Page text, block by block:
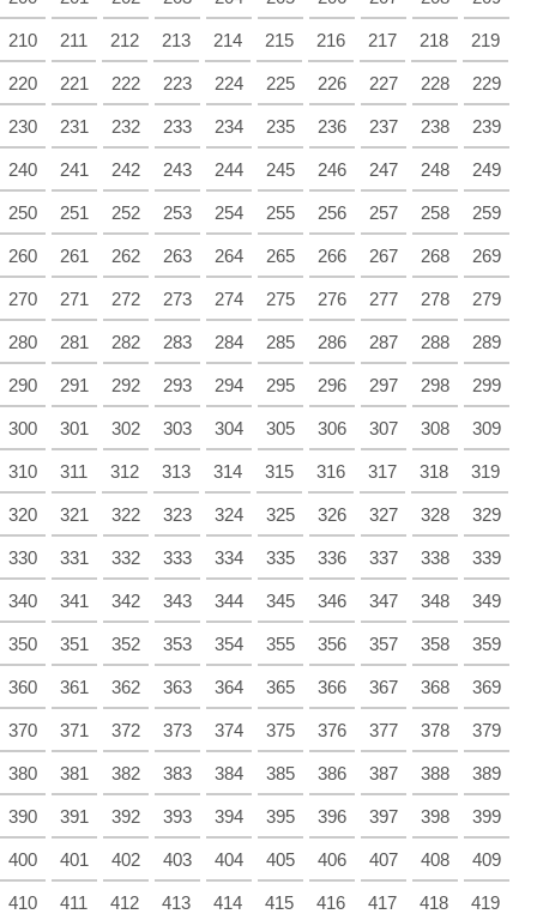
210 211 212 213 214 215 216 217 218 219
220 221 222 223 224 225 226 227 228 229
230 231 232 233 234 235 236 237 238 239
240 241 242 243 244 245 246 247 248 249
250 251 252 253 254 255 256 257 258 259
260 261 262 263 264 265 266 267 268 269
270 271 272 273 274 275 276 277 278 279
280 281 282 283 284 285 286 287 288 289
290 291 292 293 294 295 296 297 298 299
300 301 302 303 304 305 306 307 308 309
310 311 312 313 314 315 316 317 318 319
320 321 322 323 324 325 326 327 328 329
330 331 332 333 334 335 336 337 338 339
340 341 342 343 344 345 346 347 348 349
350 351 352 353 354 355 356 357 358 359
360 361 362 363 364 365 366 367 368 369
370 371 372 373 374 375 376 377 378 379
380 381 382 383 384 385 386 387 388 389
390 391 392 393 394 395 396 397 398 399
400 401 402 403 404 405 406 407 408 409
410 411 412 413 414 415 416 417 418 419